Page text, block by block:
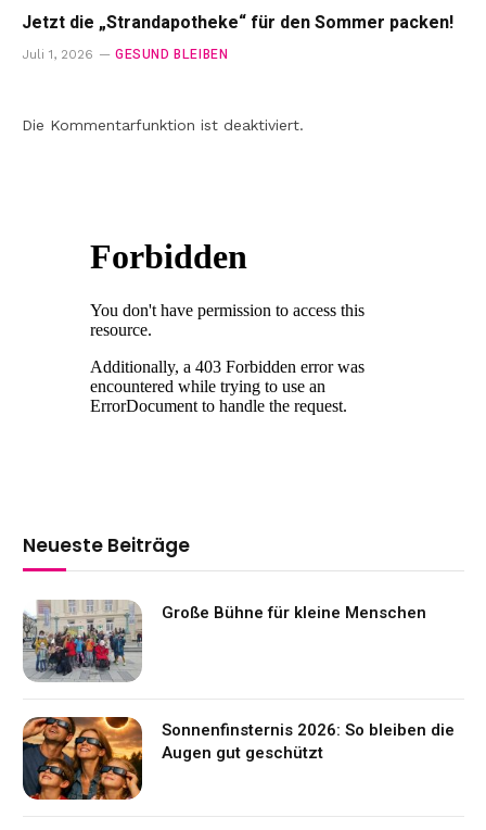
Jetzt die „Strandapotheke“ für den Sommer packen!
Juli 1, 2026 GESUND BLEIBEN
Die Kommentarfunktion ist deaktiviert.
Neueste Beiträge
Große Bühne für kleine Menschen
Sonnenfinsternis 2026: So bleiben die
Augen gut geschützt